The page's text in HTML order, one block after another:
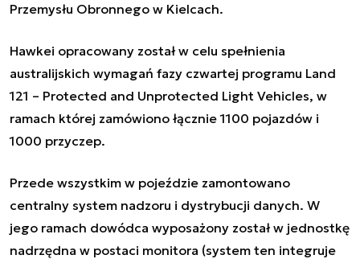
Przemysłu Obronnego w Kielcach.
Hawkei opracowany został w celu spełnienia
australijskich wymagań fazy czwartej programu Land
121 – Protected and Unprotected Light Vehicles, w
ramach której zamówiono łącznie 1100 pojazdów i
1000 przyczep.
Przede wszystkim w pojeździe zamontowano
centralny system nadzoru i dystrybucji danych. W
jego ramach dowódca wyposażony został w jednostkę
nadrzędna w postaci monitora (system ten integruje